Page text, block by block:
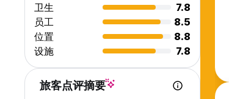
卫生
7.8
员工
8.5
位置
8.8
设施
7.8
旅客点评摘要